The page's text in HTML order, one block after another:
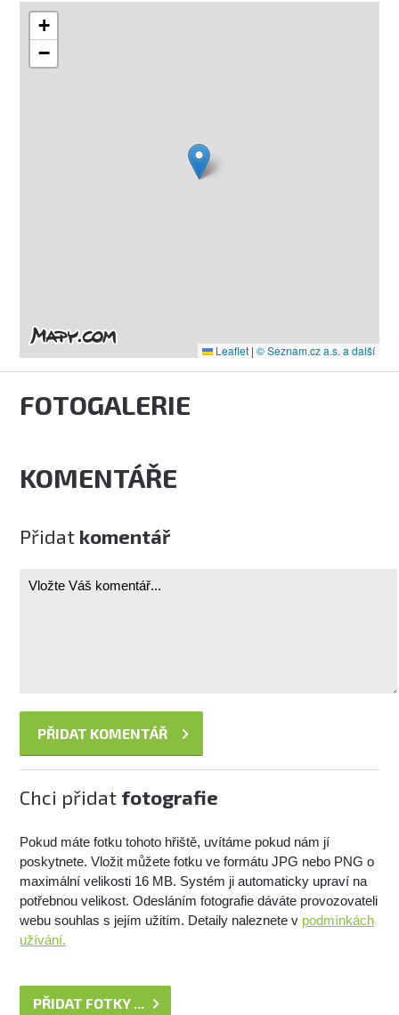
+
−
Leaflet | © Seznam.cz a.s. a další
FOTOGALERIE
KOMENTÁŘE
Přidat komentář
Chci přidat fotografie
Pokud máte fotku tohoto hřiště, uvítáme pokud nám jí
poskytnete. Vložit můžete fotku ve formátu JPG nebo PNG o
maximální velikosti 16 MB. Systém ji automaticky upraví na
potřebnou velikost. Odesláním fotografie dáváte provozovateli
webu souhlas s jejím užitím. Detaily naleznete v podmínkách
užívání.
PŘIDAT FOTKY ...